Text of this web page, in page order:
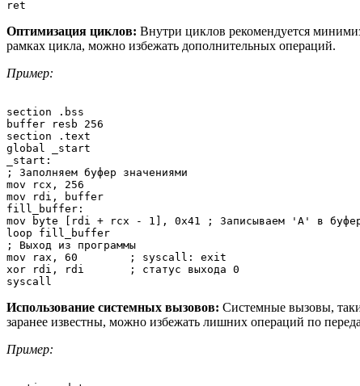
Оптимизация циклов: Внутри циклов рекомендуется
рамках цикла, можно избежать дополнительных операций.
Пример:
section .bss
buffer resb 256
section .text
global _start
_start:
; Заполняем буфер значениями
mov rcx, 256
mov rdi, buffer
fill_buffer:
mov byte [rdi + rcx - 1], 0x41 ; Записываем 'A' в
loop fill_buffer
; Выход из программы
mov rax, 60        ; syscall: exit
xor rdi, rdi       ; статус выхода 0
Использование системных вызовов: Системные вызовы,
заранее известны, можно избежать лишних операций по
Пример: